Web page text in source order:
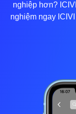
nghiệp hơn?
nghiệm ngay